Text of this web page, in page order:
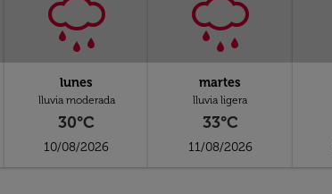
lunes
lluvia moderada
30°C
10/08/2026
martes
lluvia ligera
33°C
11/08/2026